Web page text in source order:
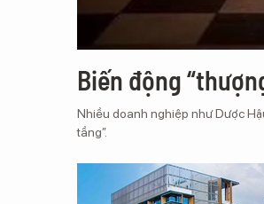
Biến động
Nhiều doanh nghiệp như Dược
tầng”.